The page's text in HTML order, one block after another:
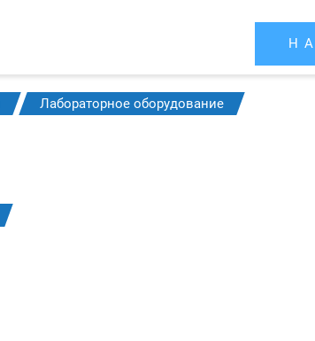
Лабораторное оборудование